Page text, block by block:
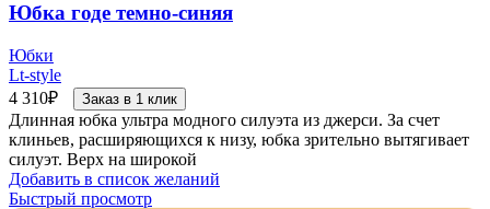
Юбка годе темно-синяя
Юбки
Lt-style
4 310₽ Заказ в 1 клик
Длинная юбка ультра модного силуэта из джерси. За счет
клиньев, расширяющихся к низу, юбка зрительно вытягивает
силуэт. Верх на широкой
Добавить в список желаний
Быстрый просмотр